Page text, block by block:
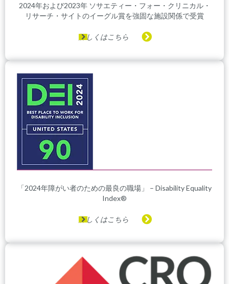
2024年および2023年 ソサエティー・フォー・クリニカル・
リサーチ・サイトのイーグル賞を強固な施設関係で受賞
詳しくはこちら
「2024年障がい者のための最良の職場」 – Disability Equality
Index®
詳しくはこちら